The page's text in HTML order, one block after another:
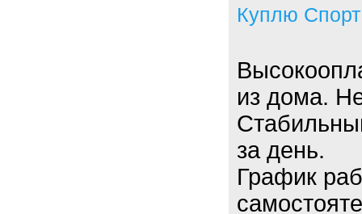
Куплю
из дома.
за день.
График